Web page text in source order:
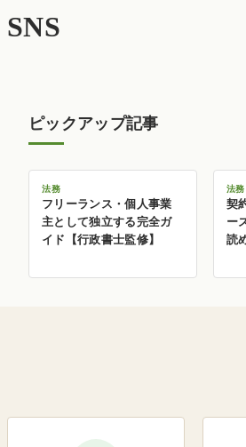
SNS
ピックアップ記事
法務
フリーランス・個人事業
主として独立する完全ガ
イド【行政書士監修】
法務
契
ー
読